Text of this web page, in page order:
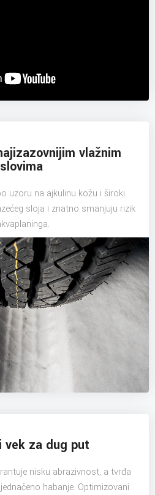
vlažnim
uzoru na ajkulinu kožu i široki
sloja i znatno smanjuju rizik
vek za dug put
nisku abrazivnost, a tvrđa
habanje. Optimizovani